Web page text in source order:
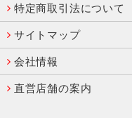
特定商取引法について
サイトマップ
会社情報
直営店舗の案内